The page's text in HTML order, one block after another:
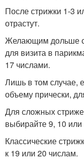
После стрижки 1-3
отрастут.
Желающим дольше
для визита в
17 числами.
Лишь в том случае,
объему прически,
Для сложных
выбирайте 9, 10
Классические
к 19 или 20 числам.